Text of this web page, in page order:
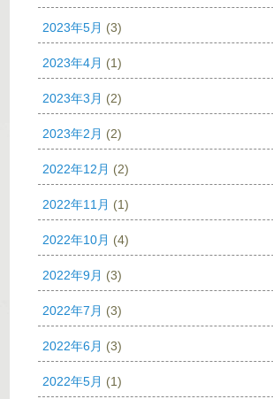
2023年5月 (3)
2023年4月 (1)
2023年3月 (2)
2023年2月 (2)
2022年12月 (2)
2022年11月 (1)
2022年10月 (4)
2022年9月 (3)
2022年7月 (3)
2022年6月 (3)
2022年5月 (1)